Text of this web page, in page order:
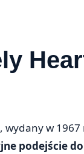
wydany w
podejście